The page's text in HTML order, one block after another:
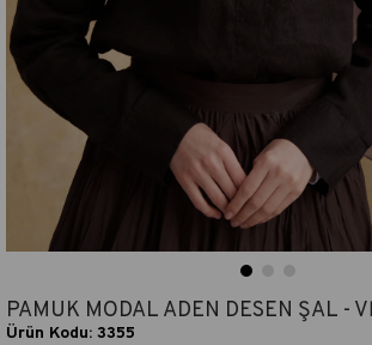
PAMUK MODAL ADEN DESEN ŞAL -
Ürün Kodu: 3355